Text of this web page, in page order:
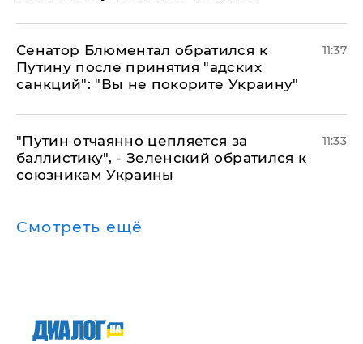
Сенатор Блюментал обратился к
Путину после принятия "адских
санкций": "Вы не покорите Украину"
11:37
"Путин отчаянно цепляется за
баллистику", - Зеленский обратился к
союзникам Украины
11:33
Смотреть ещё